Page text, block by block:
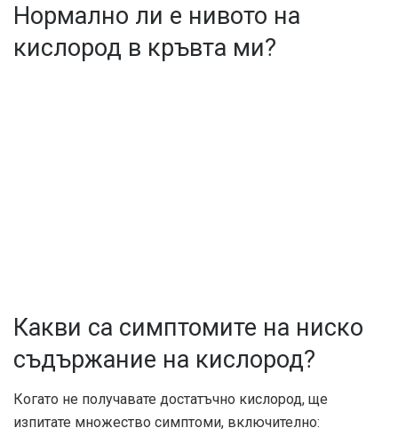
Нормално ли е нивото на
кислород в кръвта ми?
Какви са симптомите на ниско
съдържание на кислород?
Когато не получавате достатъчно кислород, ще
изпитате множество симптоми, включително: